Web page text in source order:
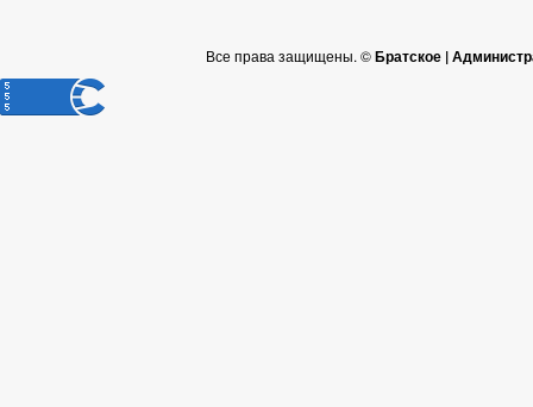
Все права защищены. ©Братское |